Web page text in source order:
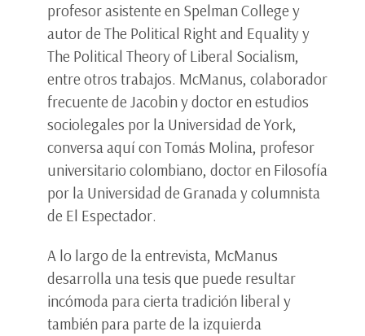
profesor asistente en Spelman College y
autor de The Political Right and Equality y
The Political Theory of Liberal Socialism,
entre otros trabajos. McManus, colaborador
frecuente de Jacobin y doctor en estudios
sociolegales por la Universidad de York,
conversa aquí con Tomás Molina, profesor
universitario colombiano, doctor en Filosofía
por la Universidad de Granada y columnista
de El Espectador.
A lo largo de la entrevista, McManus
desarrolla una tesis que puede resultar
incómoda para cierta tradición liberal y
también para parte de la izquierda